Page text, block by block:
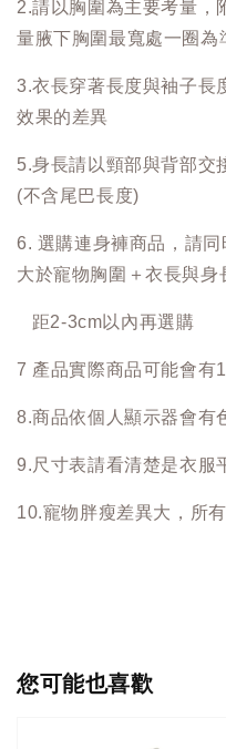
2.請以胸圍為主要考量，
量腋下胸圍最寬處一圈為
3.衣長穿著長度與袖子長
效果的差異
5.身長請以頸部與背部交
(不含尾巴長度)
6. 選購連身褲商品，請
大於寵物胸圍＋衣長與身
距2-3cm以內再選購
7 產品實際商品可能會有
8.商品依個人顯示器會有
9.尺寸表請看清楚是衣服
10.寵物胖瘦差異大，所
您可能也喜歡